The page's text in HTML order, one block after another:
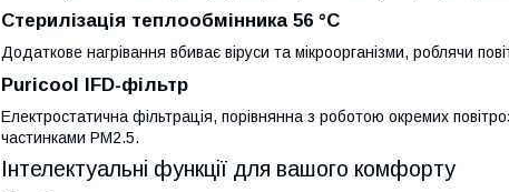
Стерилізація теплообмінника 56 °C
Додаткове нагрівання вбиває віруси та мікроорганізми, роблячи
Puricool IFD-фільтр
Електростатична фільтрація, порівнянна з роботою окремих
частинками PM2.5.
Інтелектуальні функції для вашого комфорту